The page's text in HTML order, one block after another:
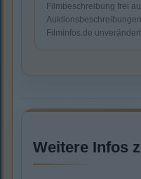
Filmbeschreibung frei
Filminfos.de
Weitere Infos